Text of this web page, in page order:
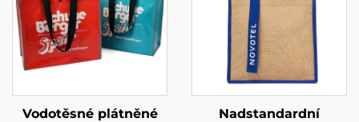
Vodotěsné plátněné
Nadstandardní